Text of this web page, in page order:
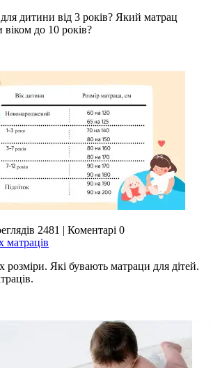
дитини від 3 років? Який матрац
до 10 років?
2481 | Коментарі 0
матраців
розміри. Які бувають матраци для дітей.